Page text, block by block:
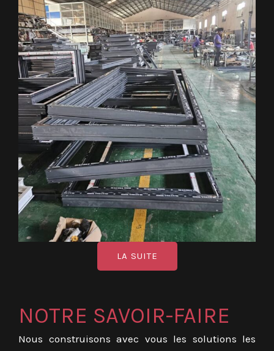
LA SUITE
NOTRE SAVOIR-FAIRE
Nous construisons avec vous les solutions les